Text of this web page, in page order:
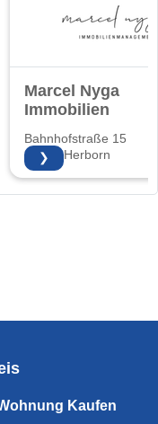
Marcel Nyga
Immobilien
Bahnhofstraße 15
35745 Herborn
❯
Kaufen